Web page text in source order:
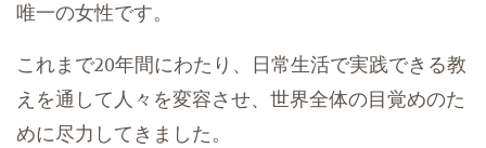
唯一の女性です。
これまで20年間にわたり、日常生活で実践できる教
えを通して人々を変容させ、世界全体の目覚めのた
めに尽力してきました。